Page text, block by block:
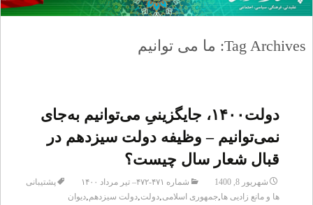
Tag Archives: ما می توانیم
دولت۱۴۰۰، جایگزینیِ می‌توانیم به‌جای
نمی‌توانیم – وظیفه دولت سیزدهم در
قبال شعار سال چیست؟
شهریور 8, 1400 شماره ۴۷۱-۴۷۲– تیر مرداد ۱۴۰۰
پشتیبانی
ها و مانع زادیی ها,جمهوری اسلامی,دولت,دولت سیزدهم,دیوان